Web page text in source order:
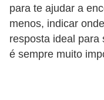
para te ajudar a
menos, indicar
resposta ideal para
é sempre muito